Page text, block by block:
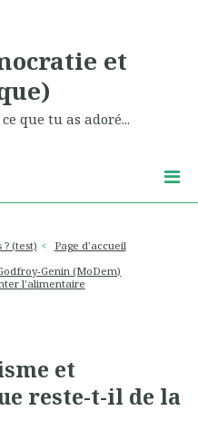
et
que tu as adoré...
(test)
Page d'accueil
Genin (MoDem)
l'alimentaire
et
reste-t-il de la